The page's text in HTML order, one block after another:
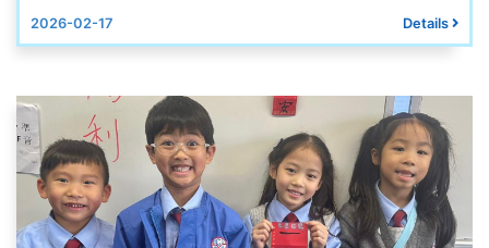
2026-02-17 Details